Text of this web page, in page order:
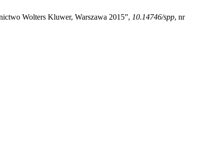
Wolters Kluwer, Warszawa 2015”, 10.14746/spp, nr